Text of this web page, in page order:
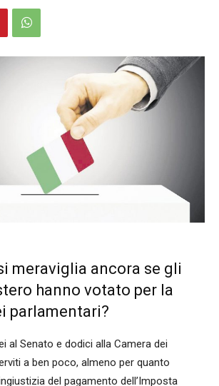
meraviglia ancora se gli
hanno votato per la
parlamentari?
al Senato e dodici alla Camera dei
a ben poco, almeno per quanto
del pagamento dell’Imposta